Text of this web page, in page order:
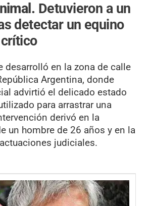
Detuvieron a un
detectar un equino
desarrolló en la zona de calle
Argentina, donde
advirtió el delicado estado
para arrastrar una
derivó en la
un hombre de 26 años y en la
judiciales.